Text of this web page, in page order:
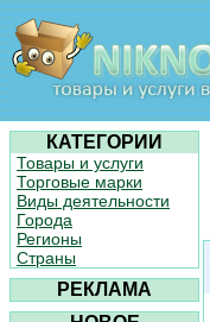
КАТЕГОРИИ
Товары и услуги
Торговые марки
Виды деятельности
Города
Регионы
Страны
РЕКЛАМА